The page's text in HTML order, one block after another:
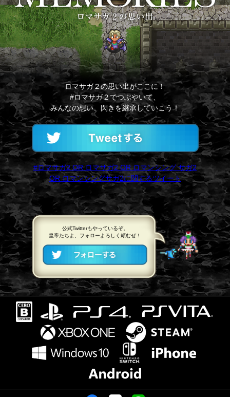
ロマサガ２の思い出がここに！
#ロマサガ２でつぶやいて、
みんなの想い、閃きを継承していこう！
#ロマサガ2 OR ロマサガ2 OR ロマンシング サガ2
OR ロマンシングサガ2に関するツイート
公式Twitterもやっているぞ。
皇帝たちよ、フォローよろしく頼むぜ！